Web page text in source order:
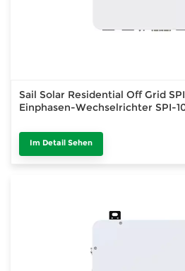
Sail Solar Residential Off Grid
Einphasen-Wechselrichter SPI-
Im Detail Sehen